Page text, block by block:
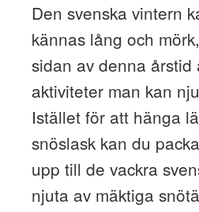
Den svenska vintern
kännas lång och
sidan av denna årstid
aktiviteter man kan
Istället för att hänga
snöslask kan du
upp till de vackra
njuta av mäktiga